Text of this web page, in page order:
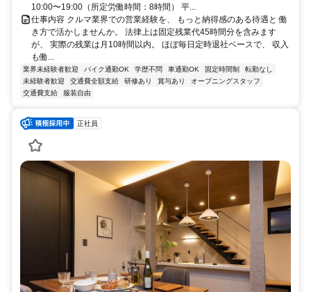
10:00〜19:00（所定労働時間：8時間） 平...
仕事内容 クルマ業界での営業経験を、 もっと納得感のある待遇と 働
き方で活かしませんか。 法律上は固定残業代45時間分を含みます
が、 実際の残業は月10時間以内。 ほぼ毎日定時退社ベースで、 収入
も働...
業界未経験者歓迎 バイク通勤OK 学歴不問 車通勤OK 固定時間制
転勤なし
未経験者歓迎
交通費全額支給 研修あり 賞与あり
オープニングスタッフ
交通費支給
服装自由
正社員